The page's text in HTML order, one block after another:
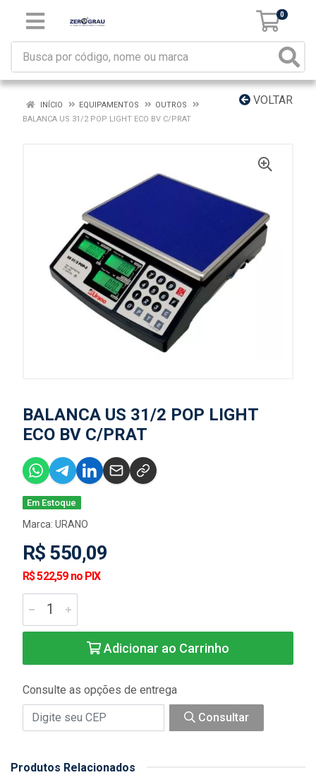
0
VOLTAR
INÍCIO EQUIPAMENTOS
OUTROS
BALANCA US 31/2 POP LIGHT ECO BV C/PRAT
BALANCA US 31/2 POP LIGHT
ECO BV C/PRAT
Em Estoque
Marca: URANO
R$ 550,09
R$ 522,59 no PIX
Adicionar ao Carrinho
Consulte as opções de entrega
Consultar
Produtos Relacionados